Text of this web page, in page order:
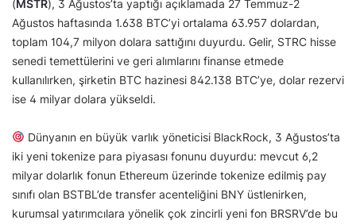
(MSTR), 3 Ağustos’ta yaptığı açıklamada 27 Temmuz-2
Ağustos haftasında 1.638 BTC’yi ortalama 63.957 dolardan,
toplam 104,7 milyon dolara sattığını duyurdu. Gelir, STRC hisse
senedi temettülerini ve geri alımlarını finanse etmede
kullanılırken, şirketin BTC hazinesi 842.138 BTC’ye, dolar rezervi
ise 4 milyar dolara yükseldi.
Dünyanın en büyük varlık yöneticisi BlackRock, 3 Ağustos’ta
iki yeni tokenize para piyasası fonunu duyurdu: mevcut 6,2
milyar dolarlık fonun Ethereum üzerinde tokenize edilmiş pay
sınıfı olan BSTBL’de transfer acenteliğini BNY üstlenirken,
kurumsal yatırımcılara yönelik çok zincirli yeni fon BRSRV’de bu